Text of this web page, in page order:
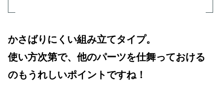
かさばりにくい組み立てタイプ。
使い方次第で、他のパーツを仕舞っておける
のもうれしいポイントですね！